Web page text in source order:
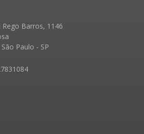
Rego Barros, 1146
Paulo - SP